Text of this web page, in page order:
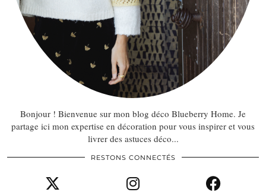
Bonjour ! Bienvenue sur mon blog déco Blueberry Home. Je
partage ici mon expertise en décoration pour vous inspirer et vous
livrer des astuces déco...
RESTONS CONNECTÉS